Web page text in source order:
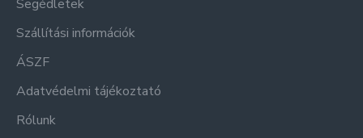
Segédletek
Szállítási információk
ÁSZF
Adatvédelmi tájékoztató
Rólunk